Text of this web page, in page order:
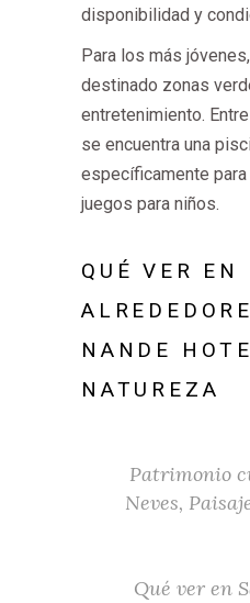
disponibilidad y
Para los más
destinado zonas
entretenimiento.
se encuentra una
específicamente
juegos para niños.
QUÉ VER EN
NANDE
NATUREZA
Patrimonio
Neves,
Qué ver en